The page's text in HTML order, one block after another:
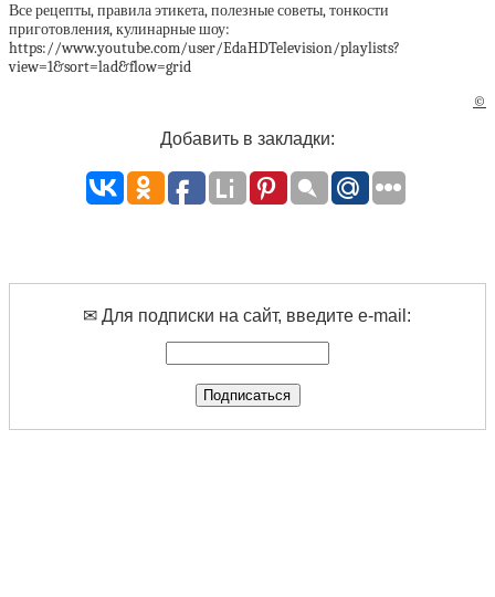
Все рецепты, правила этикета, полезные советы, тонкости
приготовления, кулинарные шоу:
https://www.youtube.com/user/EdaHDTelevision/playlists?
view=1&sort=lad&flow=grid
©
Добавить в закладки:
✉ Для подписки на сайт, введите e-mail: